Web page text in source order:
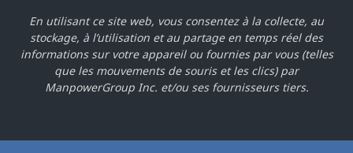
En utilisant ce site web, vous consentez à la collecte, au
stockage, à l’utilisation et au partage en temps réel des
informations sur votre appareil ou fournies par vous (telles
que les mouvements de souris et les clics) par
ManpowerGroup Inc. et/ou ses fournisseurs tiers.